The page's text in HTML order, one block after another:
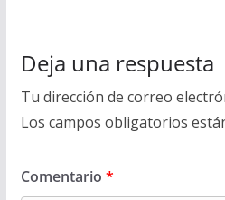
Deja una respuesta
Tu dirección de correo
Los campos obligatorios
Comentario *